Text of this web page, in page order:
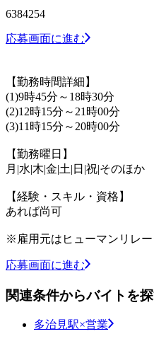
6384254
応募画面に進む
【勤務時間詳細】
(1)9時45分～18時30分
(2)12時15分～21時00分
(3)11時15分～20時00分
【勤務曜日】
月|水|木|金|土|日|祝|そのほか
【経験・スキル・資格】
あれば尚可
※雇用元はヒューマンリレー
応募画面に進む
関連条件からバイトを
多治見駅×営業